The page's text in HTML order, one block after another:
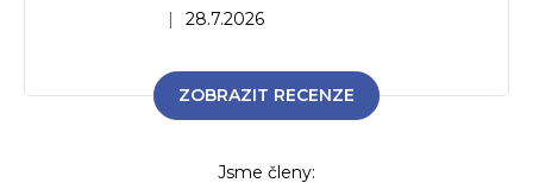
Hodnocení obchodu je 5 z 5 hvězdiček.
| 28.7.2026
ZOBRAZIT RECENZE
Jsme členy: